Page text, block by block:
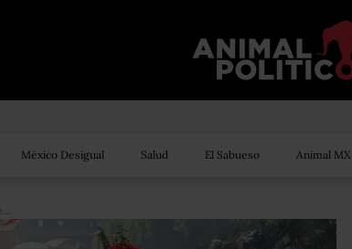
México Desigual Salud El Sabueso Animal MX
Elecciones en México: por qué es clave el tercer y último debate presidencial